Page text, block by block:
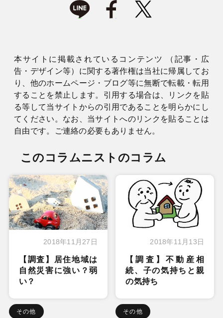
本サイトに掲載されているコンテンツ （記事・広
告・デザイン等）に関する著作権は当社に帰属してお
り、他のホームページ・ブログ等に無断で転載・転用
することを禁止します。引用する場合は、リンクを貼
る等して当サイトからの引用であることを明らかにし
てください。なお、当サイトへのリンクを貼ることは
自由です。ご連絡の必要もありません。
このコラムニストのコラム
2018年11月27日
【調査】居住地域は
自然災害に強い？弱
い？
その他
2018年11月13日
【調査】不動産相
続、子の気持ちと親
の気持ち
その他